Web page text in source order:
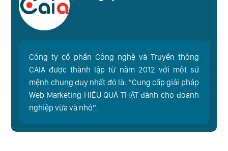
Công ty cổ phần Công nghệ và Truyền thông
CAIA được thành lập từ năm 2012 với một sứ
mệnh chung duy nhất đó là: “Cung cấp giải pháp
Web Marketing HIỆU QUẢ THẬT dành cho doanh
nghiệp vừa và nhỏ”.